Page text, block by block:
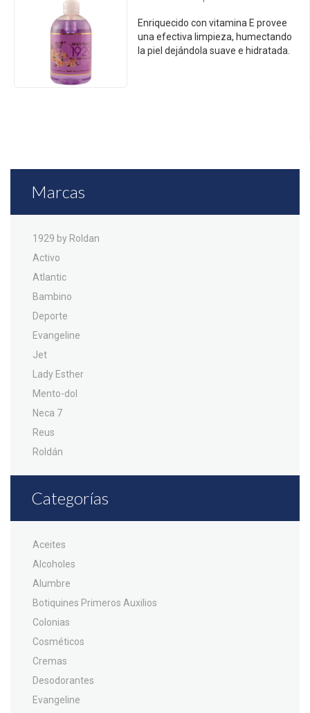
Enriquecido con vitamina E provee
una efectiva limpieza, humectando
la piel dejándola suave e hidratada.
Marcas
1929 by Roldan
Activo
Atlantic
Bambino
Deporte
Evangeline
Jet
Lady Esther
Mento-dol
Neca 7
Reus
Roldán
Categorías
Aceites
Alcoholes
Alumbre
Botiquines Primeros Auxilios
Colonias
Cosméticos
Cremas
Desodorantes
Evangeline